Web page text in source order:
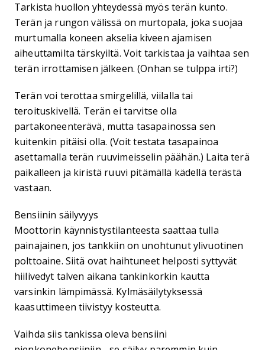
Tarkista huollon yhteydessä myös terän kunto.
Terän ja rungon välissä on murtopala, joka suojaa
murtumalla koneen akselia kiveen ajamisen
aiheuttamilta tärskyiltä. Voit tarkistaa ja vaihtaa sen
terän irrottamisen jälkeen. (Onhan se tulppa irti?)
Terän voi terottaa smirgelillä, viilalla tai
teroituskivellä. Terän ei tarvitse olla
partakoneenterävä, mutta tasapainossa sen
kuitenkin pitäisi olla. (Voit testata tasapainoa
asettamalla terän ruuvimeisselin päähän.) Laita terä
paikalleen ja kiristä ruuvi pitämällä kädellä terästä
vastaan.
Bensiinin säilyvyys
Moottorin käynnistystilanteesta saattaa tulla
painajainen, jos tankkiin on unohtunut ylivuotinen
polttoaine. Siitä ovat haihtuneet helposti syttyvät
hiilivedyt talven aikana tankinkorkin kautta
varsinkin lämpimässä. Kylmäsäilytyksessä
kaasuttimeen tiivistyy kosteutta.
Vaihda siis tankissa oleva bensiini